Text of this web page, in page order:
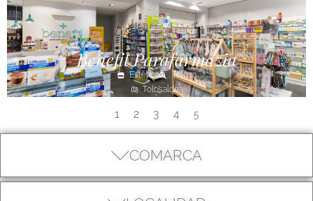
COMARCA
Benefit Parafarmazia
Estética
Tolosa
Tolosaldea
1 2 3 4 5